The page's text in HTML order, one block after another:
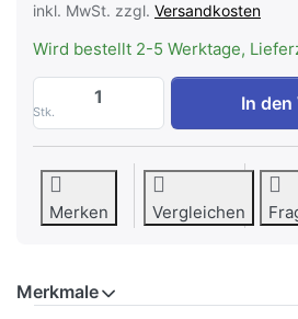
inkl. MwSt. zzgl. Versandkosten
Wird bestellt 2-5 Werktage,
Stk.
FALMEC
In den
Merken Vergleichen
Merkmale